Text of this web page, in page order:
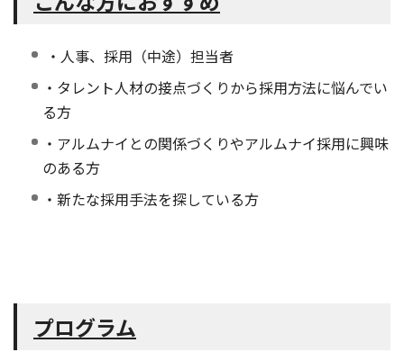
・人事、採用（中途）担当者
・タレント人材の接点づくりから採用方法に悩んでい
る方
・アルムナイとの関係づくりやアルムナイ採用に興味
のある方
・新たな採用手法を探している方
プログラム